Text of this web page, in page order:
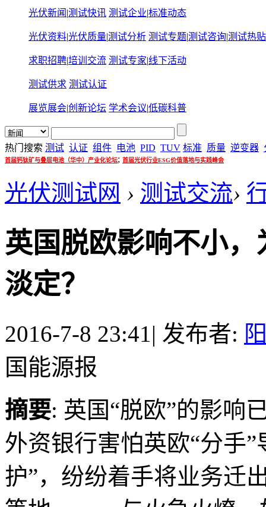
光伏新闻 |测试快讯 测试企业|标准动态
光伏资料|光伏质量|测试分析 测试专题|测试咨询|测试热贴
求职招聘|培训交流 测试专家|线下活动
测试供求 测试认证
展览展会|创新论坛 学术会议|低碳科普
热门搜索 测试 认证 组件 电池 PID TUV 标准 质量 逆变器
首届钙钛矿与叠层电池（华中）产业化论坛; 首届光伏行业ESG价值落地与实践峰会
光伏测试网 › 测试交流›
英国脱欧影响不小
淡定？
2016-7-8 23:41| 发布者:
国能源报
摘要: 英国“脱欧”的影响
外资银行害怕英欧“分手
护”，纷纷着手将业务迁